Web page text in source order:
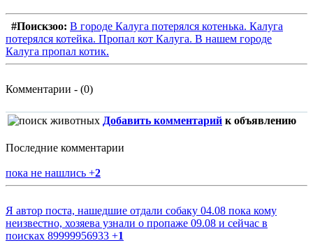
#Поискзоо: В городе Калуга потерялся котенька. Калуга
потерялся котейка. Пропал кот Калуга. В нашем городе
Калуга пропал котик.
Комментарии - (0)
Добавить комментарий к объявлению
Последние комментарии
пока не нашлись +2
Я автор поста, нашедшие отдали собаку 04.08 пока кому
неизвестно, хозяева узнали о пропаже 09.08 и сейчас в
поисках 89999956933 +1